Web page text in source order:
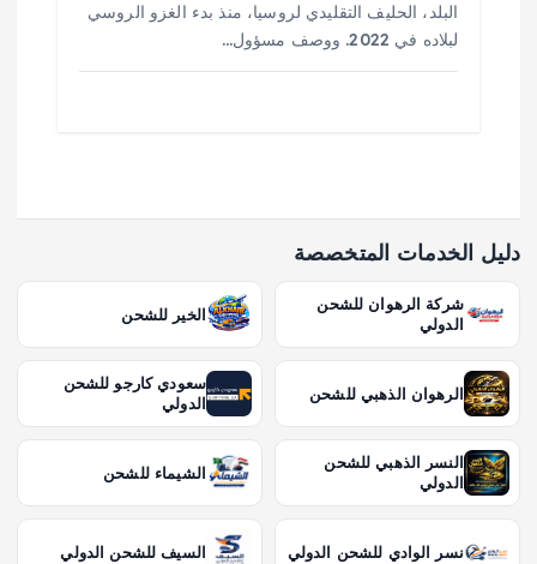
البلد، الحليف التقليدي لروسيا، منذ بدء الغزو الروسي
لبلاده في 2022. ووصف مسؤول…
دليل الخدمات المتخصصة
شركة الرهوان للشحن
الدولي
الخير للشحن
الرهوان الذهبي للشحن
سعودي كارجو للشحن
الدولي
النسر الذهبي للشحن
الدولي
الشيماء للشحن
نسر الوادي للشحن الدولي السيف للشحن الدولي